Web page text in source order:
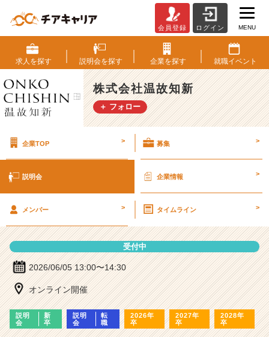
式
会
社
温
故
知
明
細
ー・
企
業
会員登録 ログイン MENU
求人を探す 説明会を探す 企業を探す 就職イベント
株式会社温故知新
＋ フォロー
企業TOP > 募集 >
説明会 企業情報 >
メンバー > タイムライン >
受付中
2026/06/05 13:00〜14:30
オンライン開催
説明
会
新
卒
説明
会
転
職
2026年
卒
2027年
卒
2028年
卒